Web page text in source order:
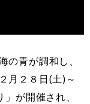
の青が調和し、
月２８日(土)～
が開催され、